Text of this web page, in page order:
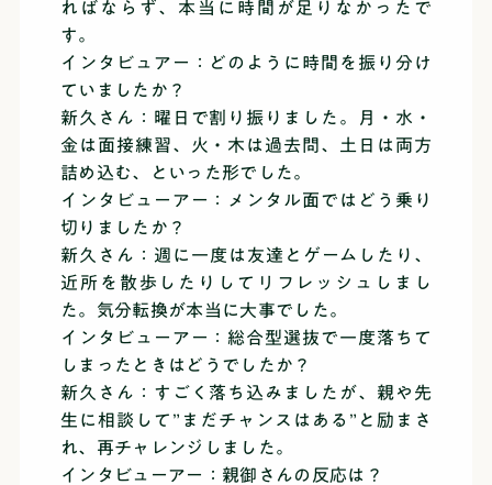
ればならず、本当に時間が足りなかったで
す。
インタビュアー：どのように時間を振り分け
ていましたか？
新久さん：曜日で割り振りました。月・水・
金は面接練習、火・木は過去問、土日は両方
詰め込む、といった形でした。
インタビューアー：メンタル面ではどう乗り
切りましたか？
新久さん：週に一度は友達とゲームしたり、
近所を散歩したりしてリフレッシュしまし
た。気分転換が本当に大事でした。
インタビューアー：総合型選抜で一度落ちて
しまったときはどうでしたか？
新久さん：すごく落ち込みましたが、親や先
生に相談して”まだチャンスはある”と励まさ
れ、再チャレンジしました。
インタビューアー：親御さんの反応は？